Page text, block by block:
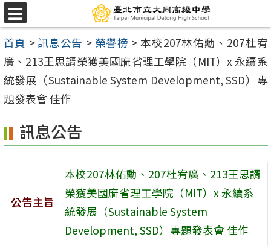
跳
至
主
要
內
容
選
單
首頁 >訊息公告 > 榮譽榜 >本校207林佑勳、207杜宥
廣、213王思諝榮獲美國麻省理工學院（MIT）x 永續系
統發展（Sustainable System Development, SSD）專
題發表會 佳作
訊息公告
公告主旨
本校207林佑勳、207杜宥廣、213王思諝
榮獲美國麻省理工學院（MIT）x 永續系
統發展（Sustainable System
Development, SSD）專題發表會 佳作